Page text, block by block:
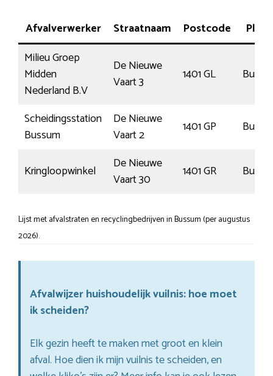
Afvalverwerker Straatnaam Postcode
Milieu Groep
Midden
Nederland B.V
De Nieuwe
Vaart 3
1401 GL
Scheidingsstation
Bussum
De Nieuwe
Vaart 2
1401 GP
Kringloopwinkel
De Nieuwe
Vaart 30
1401 GR
Lijst met afvalstraten en recyclingbedrijven in Bussum (per augustus
2026).
Afvalwijzer huishoudelijk vuilnis: hoe moet
ik scheiden?
Elk gezin heeft te maken met groot en klein
afval. Hoe dien ik mijn vuilnis te scheiden, en